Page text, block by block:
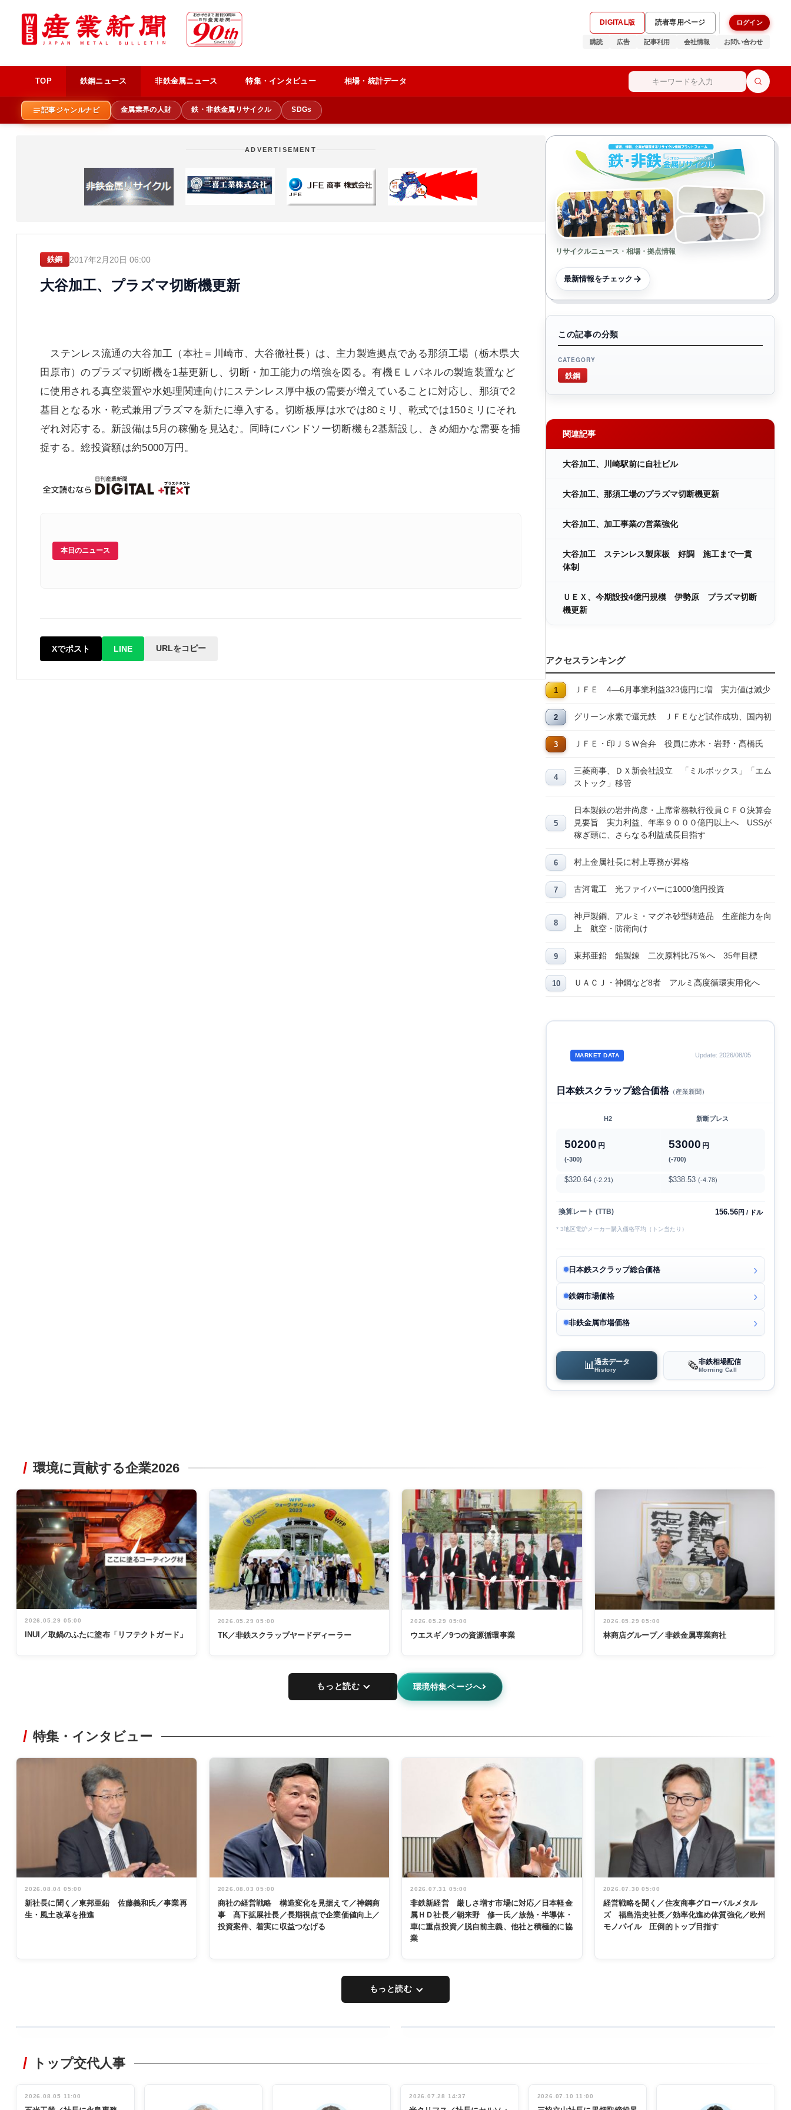
DIGITAL版 読者専用ページ ログイン
購読 広告 記事利用 会社情報 お問い合わせ
TOP 鉄鋼ニュース 非鉄金属ニュース 特集・インタビュー 相場・統計データ
記事ジャンルナビ 金属業界の人財 鉄・非鉄金属リサイクル SDGs
ADVERTISEMENT
鉄鋼 2017年2月20日 06:00
大谷加工、プラズマ切断機更新
ステンレス流通の大谷加工（本社＝川崎市、大谷徹社長）は、主力製造拠点である那須工場（栃木県大
田原市）のプラズマ切断機を1基更新し、切断・加工能力の増強を図る。有機ＥＬパネルの製造装置など
に使用される真空装置や水処理関連向けにステンレス厚中板の需要が増えていることに対応し、那須で2
基目となる水・乾式兼用プラズマを新たに導入する。切断板厚は水では80ミリ、乾式では150ミリにそれ
ぞれ対応する。新設備は5月の稼働を見込む。同時にバンドソー切断機も2基新設し、きめ細かな需要を捕
捉する。総投資額は約5000万円。
本日のニュース
Xでポスト LINE URLをコピー
リサイクルニュース・相場・拠点情報
最新情報をチェック
この記事の分類
CATEGORY
鉄鋼
関連記事
大谷加工、川崎駅前に自社ビル
大谷加工、那須工場のプラズマ切断機更新
大谷加工、加工事業の営業強化
大谷加工 ステンレス製床板 好調 施工まで一貫
体制
ＵＥＸ、今期設投4億円規模 伊勢原 プラズマ切断
機更新
アクセスランキング
ＪＦＥ 4―6月事業利益323億円に増 実力値は減少
グリーン水素で還元鉄 ＪＦＥなど試作成功、国内初
ＪＦＥ・印ＪＳＷ合弁 役員に赤木・岩野・髙橋氏
三菱商事、ＤＸ新会社設立 「ミルボックス」「エム
ストック」移管
日本製鉄の岩井尚彦・上席常務執行役員ＣＦＯ決算会
見要旨 実力利益、年率９０００億円以上へ USSが
稼ぎ頭に、さらなる利益成長目指す
村上金属社長に村上専務が昇格
古河電工 光ファイバーに1000億円投資
神戸製鋼、アルミ・マグネ砂型鋳造品 生産能力を向
上 航空・防衛向け
東邦亜鉛 鉛製錬 二次原料比75％へ 35年目標
ＵＡＣＪ・神鋼など8者 アルミ高度循環実用化へ
MARKET DATA Update: 2026/08/05
日本鉄スクラップ総合価格（産業新聞）
H2 新断プレス
50200 円
(-300)
53000 円
(-700)
$320.64 (-2.21) $338.53 (-4.78)
換算レート (TTB) 156.56円 / ドル
* 3地区電炉メーカー購入価格平均（トン当たり）
日本鉄スクラップ総合価格
鉄鋼市場価格
非鉄金属市場価格
📊 過去データ
History 🗞️非鉄相場配信
Morning Call
環境に貢献する企業2026
2026.05.29 05:00
INUI／取鍋のふたに塗布「リフテクトガード」
2026.05.29 05:00
TK／非鉄スクラップヤードディーラー
2026.05.29 05:00
ウエスギ／9つの資源循環事業
2026.05.29 05:00
林商店グループ／非鉄金属専業商社
もっと読む 環境特集ページへ
特集・インタビュー
2026.08.04 05:00
新社長に聞く／東邦亜鉛 佐藤義和氏／事業再
生・風土改革を推進
2026.08.03 05:00
商社の経営戦略 構造変化を見据えて／神鋼商
事 髙下拡展社長／長期視点で企業価値向上／
投資案件、着実に収益つなげる
2026.07.31 05:00
非鉄新経営 厳しさ増す市場に対応／日本軽金
属ＨＤ社長／朝来野 修一氏／放熱・半導体・
車に重点投資／脱自前主義、他社と積極的に協
業
2026.07.30 05:00
経営戦略を聞く／住友商事グローバルメタル
ズ 福島浩史社長／効率化進め体質強化／欧州
モノパイル 圧倒的トップ目指す
もっと読む
非鉄業界で
管理職編
インタビュ
INTERVIEW
念祝う 業界
関係者ら220
トップ交代人事
2026.08.05 11:00 2026.07.28 14:37 2026.07.10 11:00